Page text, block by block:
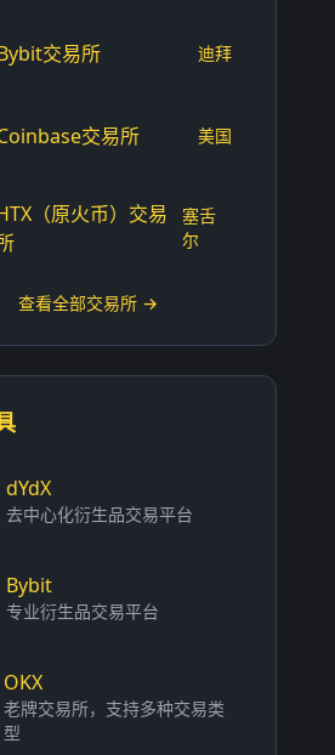
交易所 迪拜
交易所 美国
（原火币）交易
塞舌
尔
查看全部交易所 →
dYdX
去中心化衍生品交易平台
Bybit
专业衍生品交易平台
OKX
老牌交易所，支持多种交易类
型